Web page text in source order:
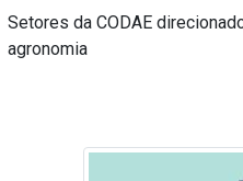
Setores da CODAE
agronomia